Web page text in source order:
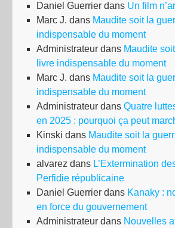
Daniel Guerrier dans Un film
Marc J. dans Maudite soit la
indispensable du moment
Administrateur dans Maudite
livre indispensable du moment
Marc J. dans Maudite soit la
indispensable du moment
Administrateur dans Quatre
en 2025 : pourquoi ça peut
Kinski dans Maudite soit la
indispensable du moment
alvarez dans L’Extermination
Perfidie républicaine
Daniel Guerrier dans Kanaky :
en force du gouvernement
Administrateur dans Nouvelles